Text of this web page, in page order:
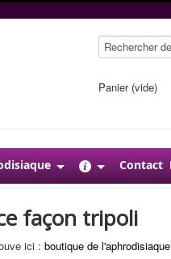
Panier (vide)
Contact
façon tripoli
ici : boutique de l'aphrodisiaque